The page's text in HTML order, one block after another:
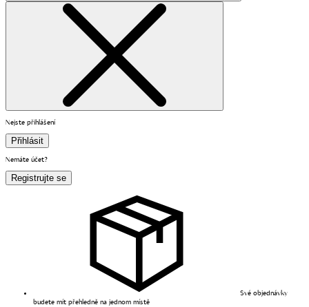
Nejste přihlášení
Přihlásit
Nemáte účet?
Registrujte se
Své objednávky
budete mít přehledně na jednom místě